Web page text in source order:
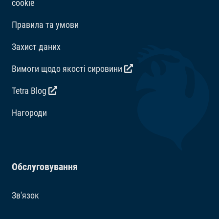
cookie
Правила та умови
Захист даних
Вимоги щодо якості сировини
Tetra Blog
Hагороди
Обслуговування
Зв'язок